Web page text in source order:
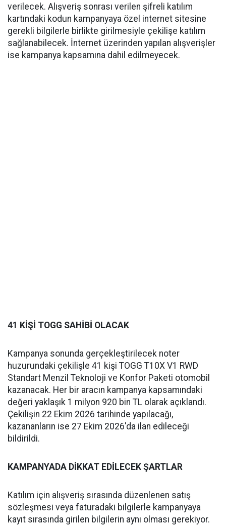
verilecek. Alışveriş sonrası verilen şifreli katılım
kartındaki kodun kampanyaya özel internet sitesine
gerekli bilgilerle birlikte girilmesiyle çekilişe katılım
sağlanabilecek. İnternet üzerinden yapılan alışverişler
ise kampanya kapsamına dahil edilmeyecek.
41 KİŞİ TOGG SAHİBİ OLACAK
Kampanya sonunda gerçekleştirilecek noter
huzurundaki çekilişle 41 kişi TOGG T10X V1 RWD
Standart Menzil Teknoloji ve Konfor Paketi otomobil
kazanacak. Her bir aracın kampanya kapsamındaki
değeri yaklaşık 1 milyon 920 bin TL olarak açıklandı.
Çekilişin 22 Ekim 2026 tarihinde yapılacağı,
kazananların ise 27 Ekim 2026'da ilan edileceği
bildirildi.
KAMPANYADA DİKKAT EDİLECEK ŞARTLAR
Katılım için alışveriş sırasında düzenlenen satış
sözleşmesi veya faturadaki bilgilerle kampanyaya
kayıt sırasında girilen bilgilerin aynı olması gerekiyor.